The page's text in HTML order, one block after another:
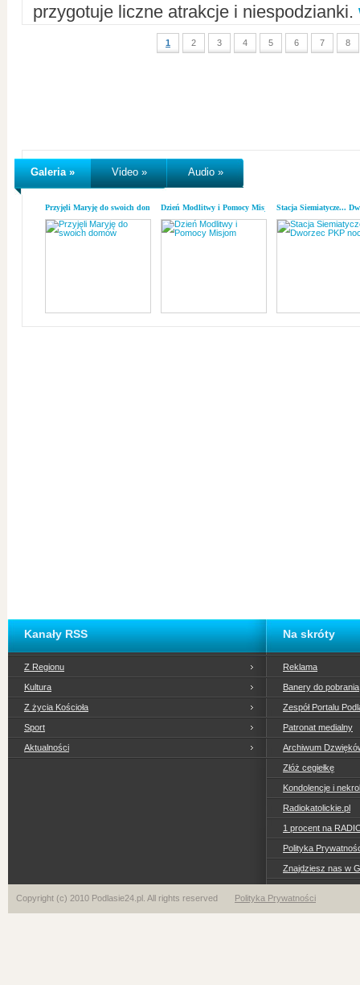
przygotuje liczne atrakcje i niespodzianki.
1 2 3 4 5 6 7 8
Galeria » Video » Audio »
Przyjęli Maryję do swoich domówDzień Modlitwy i Pomocy MisjomStacja Siemiatycze...
Kanały RSS
Z Regionu
Kultura
Z życia Kościoła
Sport
Aktualności
Na skróty
Reklama
Banery do pobrania
Zespół Portalu
Patronat medialny
Archiwum
Złóż cegiełkę
Kondolencje i
Radiokatolickie.pl
1 procent na
Polityka
Znajdziesz nas w
Copyright (c) 2010 Podlasie24.pl. All rights reserved Polityka Prywatności